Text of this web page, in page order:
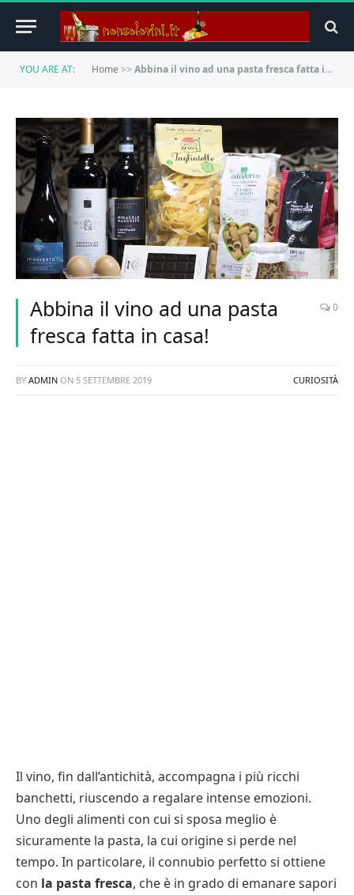
YOU ARE AT: Home >> Abbina il vino ad una pasta fresca fatta in casa!
Abbina il vino ad una pasta
fresca fatta in casa!
0
BY ADMIN ON 5 SETTEMBRE 2019 CURIOSITÀ
Il vino, fin dall’antichità, accompagna i più ricchi
banchetti, riuscendo a regalare intense emozioni.
Uno degli alimenti con cui si sposa meglio è
sicuramente la pasta, la cui origine si perde nel
tempo. In particolare, il connubio perfetto si ottiene
con la pasta fresca, che è in grado di emanare sapori